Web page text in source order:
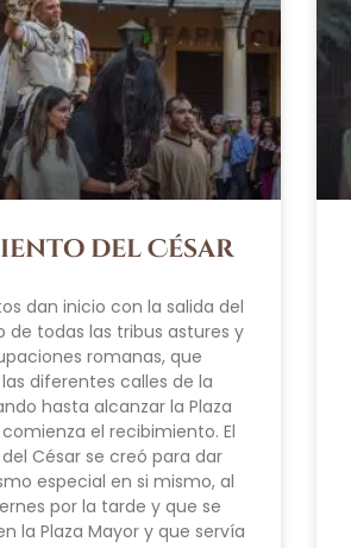
del César
dan inicio con la salida del
todas las tribus astures y
romanas, que
diferentes calles de la
hasta alcanzar la Plaza
el recibimiento. El
César se creó para dar
especial en si mismo, al
por la tarde y que se
la Plaza Mayor y que servía